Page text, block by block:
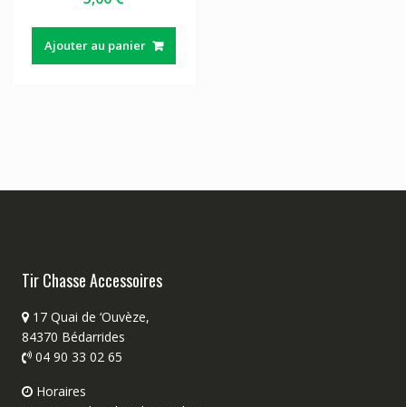
Ajouter au panier
Tir Chasse Accessoires
17 Quai de ‘Ouvèze,
84370 Bédarrides
04 90 33 02 65
Horaires